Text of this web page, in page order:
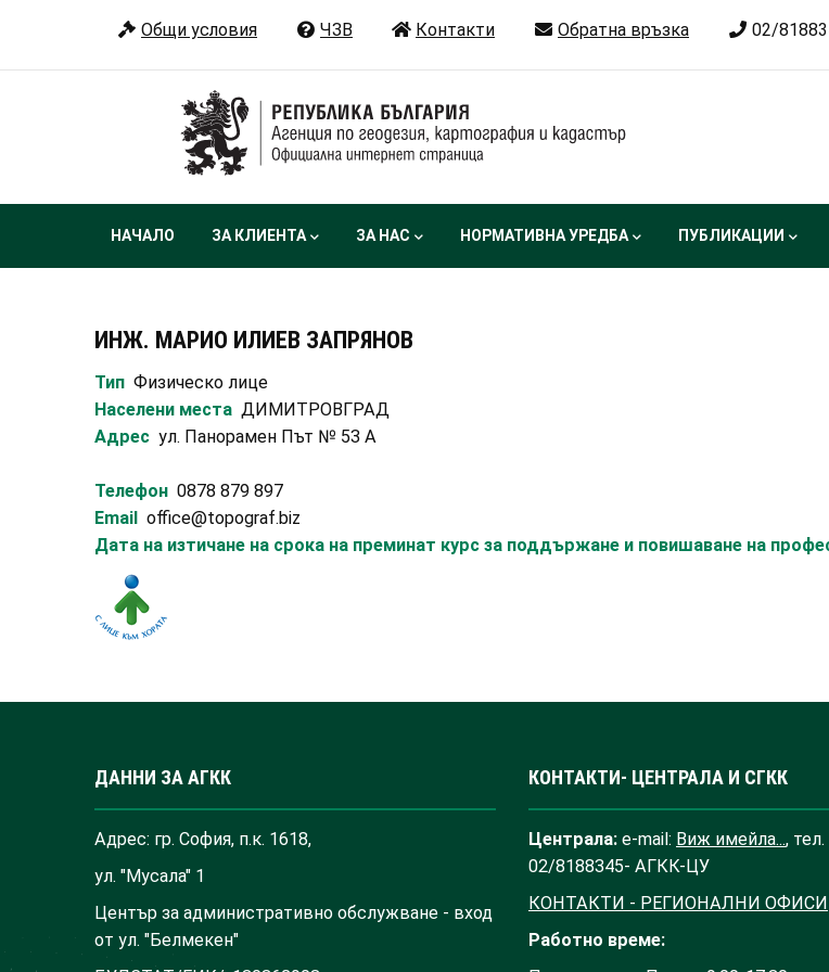
основното
Общи условия ЧЗВ Контакти Обратна връзка 02/
Main
НАЧАЛО ЗА КЛИЕНТА ЗА НАС НОРМАТИВНА УРЕДБА ПУБЛИКАЦИИ
ИНЖ. МАРИО ИЛИЕВ ЗАПРЯНОВ
Тип Физическо лице
Населени места ДИМИТРОВГРАД
Адрес ул. Панорамен Път № 53 А
Телефон 0878 879 897
Email office@topograf.biz
Дата на изтичане на срока на преминат курс за поддържане и повишаване на
ДАННИ ЗА АГКК
Адрес: гр. София, п.к. 1618,
ул. "Мусала" 1
Център за административно обслужване - вход
от ул. "Белмекен"
КОНТАКТИ- ЦЕНТРАЛА И СГКК
Централа: e-mail: Виж имейла..., тел.
02/8188345- АГКК-ЦУ
КОНТАКТИ - РЕГИОНАЛНИ ОФИСИ
Работно време: